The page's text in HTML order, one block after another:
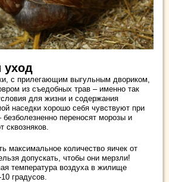
уход
с прилегающим выгульным двориком,
из съедобных трав – именно так
для жизни и содержания
наседки хорошо себя чувствуют при
переносят морозы и
сквозняков.
максимальное количество яичек от
допускать, чтобы они мерзли!
температура воздуха в жилище
градусов.